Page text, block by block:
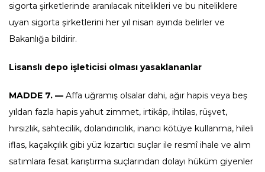
sigorta şirketlerinde aranılacak nitelikleri ve bu niteliklere
uyan sigorta şirketlerini her yıl nisan ayında belirler ve
Bakanlığa bildirir.
Lisanslı depo işleticisi olması yasaklananlar
MADDE 7. — Affa uğramış olsalar dahi, ağır hapis veya beş
yıldan fazla hapis yahut zimmet, irtikâp, ihtilas, rüşvet,
hırsızlık, sahtecilik, dolandırıcılık, inancı kötüye kullanma, hileli
iflas, kaçakçılık gibi yüz kızartıcı suçlar ile resmî ihale ve alım
satımlara fesat karıştırma suçlarından dolayı hüküm giyenler